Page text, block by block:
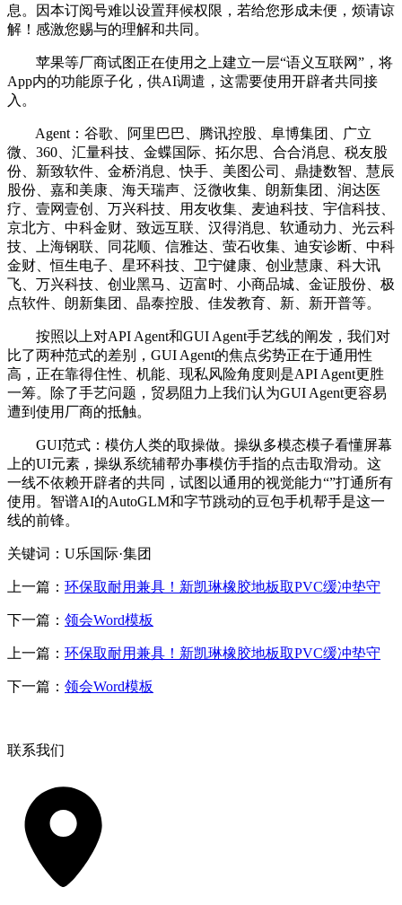
息。因本订阅号难以设置拜候权限，若给您形成未便，烦请谅
解！感激您赐与的理解和共同。
苹果等厂商试图正在使用之上建立一层“语义互联网”，将
App内的功能原子化，供AI调遣，这需要使用开辟者共同接
入。
Agent：谷歌、阿里巴巴、腾讯控股、阜博集团、广立
微、360、汇量科技、金蝶国际、拓尔思、合合消息、税友股
份、新致软件、金桥消息、快手、美图公司、鼎捷数智、慧辰
股份、嘉和美康、海天瑞声、泛微收集、朗新集团、润达医
疗、壹网壹创、万兴科技、用友收集、麦迪科技、宇信科技、
京北方、中科金财、致远互联、汉得消息、软通动力、光云科
技、上海钢联、同花顺、信雅达、萤石收集、迪安诊断、中科
金财、恒生电子、星环科技、卫宁健康、创业慧康、科大讯
飞、万兴科技、创业黑马、迈富时、小商品城、金证股份、极
点软件、朗新集团、晶泰控股、佳发教育、新、新开普等。
按照以上对API Agent和GUI Agent手艺线的阐发，我们对
比了两种范式的差别，GUI Agent的焦点劣势正在于通用性
高，正在靠得住性、机能、现私风险角度则是API Agent更胜
一筹。除了手艺问题，贸易阻力上我们认为GUI Agent更容易
遭到使用厂商的抵触。
GUI范式：模仿人类的取操做。操纵多模态模子看懂屏幕
上的UI元素，操纵系统辅帮办事模仿手指的点击取滑动。这
一线不依赖开辟者的共同，试图以通用的视觉能力“”打通所有
使用。智谱AI的AutoGLM和字节跳动的豆包手机帮手是这一
线的前锋。
关键词：U乐国际·集团
上一篇： 环保取耐用兼具！新凯琳橡胶地板取PVC缓冲垫守
下一篇： 领会Word模板
上一篇： 环保取耐用兼具！新凯琳橡胶地板取PVC缓冲垫守
下一篇： 领会Word模板
联系我们